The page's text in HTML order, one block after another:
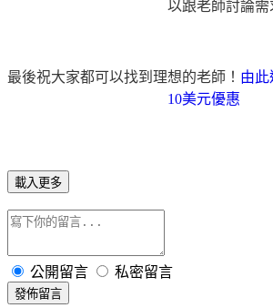
以跟老師討論需
最後祝大家都可以找到理想的老師！ 由此
10美元優惠
載入更多
公開留言 私密留言
發佈留言